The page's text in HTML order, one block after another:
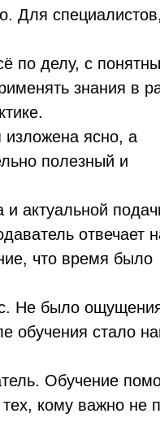
Для специалистов,
по делу, с
знания в
изложена ясно, а
полезный и
актуальной
отвечает
что время было
Не было
обучения стало
Обучение
кому важно не